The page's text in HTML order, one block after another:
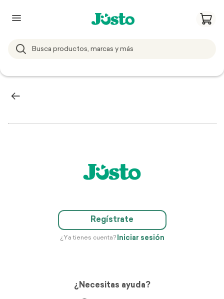
Regístrate
¿Ya tienes cuenta? Iniciar sesión
¿Necesitas ayuda?